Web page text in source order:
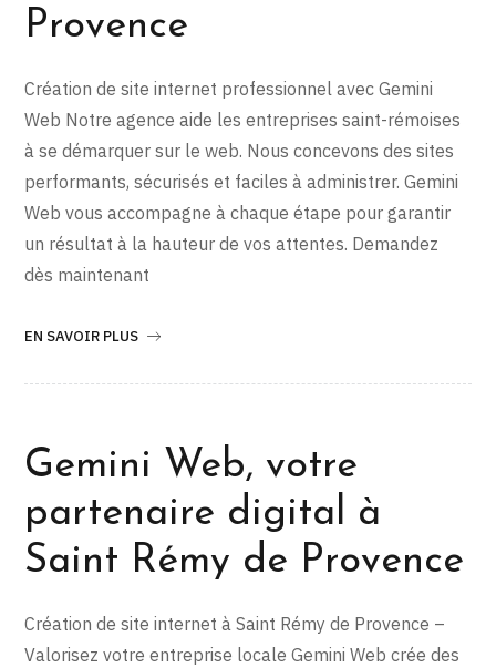
Provence
Création de site internet professionnel avec Gemini
Web Notre agence aide les entreprises saint-rémoises
à se démarquer sur le web. Nous concevons des sites
performants, sécurisés et faciles à administrer. Gemini
Web vous accompagne à chaque étape pour garantir
un résultat à la hauteur de vos attentes. Demandez
dès maintenant
EN SAVOIR PLUS
Gemini Web, votre
partenaire digital à
Saint Rémy de Provence
Création de site internet à Saint Rémy de Provence –
Valorisez votre entreprise locale Gemini Web crée des